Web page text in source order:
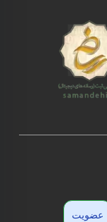
عضویت